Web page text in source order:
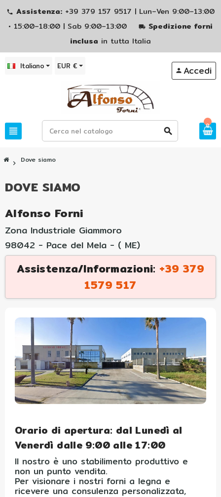
phone Assistenza: +39 379 157 9517 | Lun–Ven 9:00–13:00
• 15:00–18:00 | Sab 9:00–13:00
local_shipping Spedizione forni
inclusa in tutta Italia
Italiano EUR €
view_headline search
person Accedi
0
chevron_right Dove siamo
DOVE SIAMO
Alfonso Forni
Zona Industriale Giammoro
98042 - Pace del Mela - ( ME)
Assistenza/Informazioni: +39 379
1579 517
Orario di apertura: dal Lunedì al
Venerdì dalle 9:00 alle 17:00
Il nostro è uno stabilimento produttivo e
non un punto vendita.
Per visionare i nostri forni a legna e
ricevere una consulenza personalizzata,